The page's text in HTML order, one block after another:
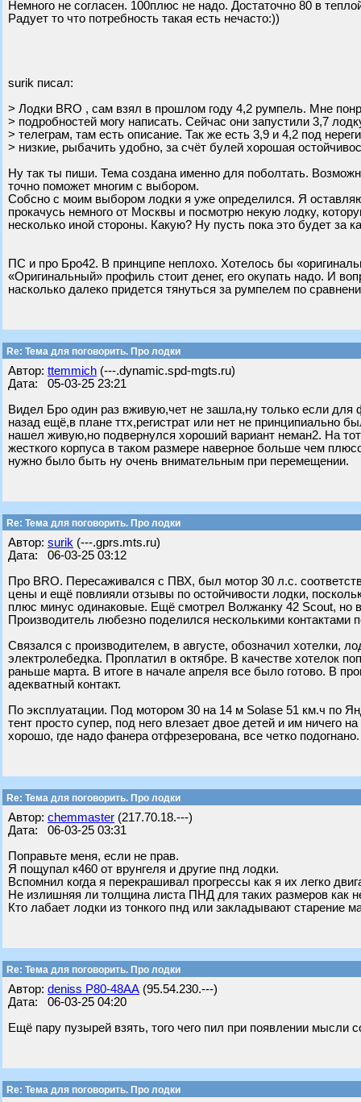
Немного не согласен. 100плюс не надо. Достаточно 80 в
Радует то что потребность такая есть нечасто:))
surik писал:
> Лодки BRO , сам взял в прошлом году 4,2 румпель. Мне
> подробностей могу написать. Сейчас они запустили 3,7
> телеграм, там есть описание. Так же есть 3,9 и 4,2 под
> низкие, рыбачить удобно, за счёт булей хорошая
Ну так ты пиши. Тема создана именно для поболтать.
точно поможет многим с выбором.
Собсно с моим выбором лодки я уже определился. Я
прокачусь немного от Москвы и посмотрю некую лодку,
несколько иной стороны. Какую? Ну пусть пока это будет за
ПС и про Бро42. В принципе неплохо. Хотелось бы
«Оригинальный» профиль стоит денег, его окупать надо. И
насколько далеко придется тянуться за румпелем по
Re: Тема для поговорить. Про лодки
Автор: ttemmich (---.dynamic.spd-mgts.ru)
Дата: 05-03-25 23:21
Видел Бро один раз вживую,чет не зашла,ну только если для
назад ещё,в плане ттх,регистрат или нет не принципиально
нашел живую,но подвернулся хороший вариант неман2. На
жесткого корпуса в таком размере наверное больше чем
нужно было быть ну очень внимательным при перемещении.
Re: Тема для поговорить. Про лодки
Автор: surik (---.gprs.mts.ru)
Дата: 06-03-25 03:12
Про BRO. Пересаживался с ПВХ, был мотор 30 л.с.
цены и ещё повлияли отзывы по остойчивости лодки,
плюс минус одинаковые. Ещё смотрел Волжанку 42 Scout,
Производитель любезно поделился несколькими контактами
Связался с производителем, в августе, обозначил хотелки,
электролебедка. Проплатил в октябре. В качестве хотелок
раньше марта. В итоге в начале апреля все было готово. В
адекватный контакт.
По эксплуатации. Под мотором 30 на 14 м Solase 51 км.ч по
тент просто супер, под него влезает двое детей и им ничего
хорошо, где надо фанера отфрезерована, все четко
Re: Тема для поговорить. Про лодки
Автор: chemmaster (217.70.18.---)
Дата: 06-03-25 03:31
Поправьте меня, если не прав.
Я пощупал к460 от врунгеля и другие пнд лодки.
Вспомнил когда я перекрашивал прогрессы как я их легко
Не излишняя ли толщина листа ПНД для таких размеров как
Кто лабает лодки из тонкого пнд или закладывают старение
Re: Тема для поговорить. Про лодки
Автор: deniss Р80-48АА (95.54.230.---)
Дата: 06-03-25 04:20
Ещё пару пузырей взять, того чего пил при появлении мысли
Re: Тема для поговорить. Про лодки